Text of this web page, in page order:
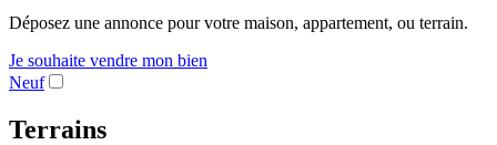
Déposez une annonce pour votre maison, appartement, ou terrain.
Je souhaite vendre mon bien
Neuf
Terrains